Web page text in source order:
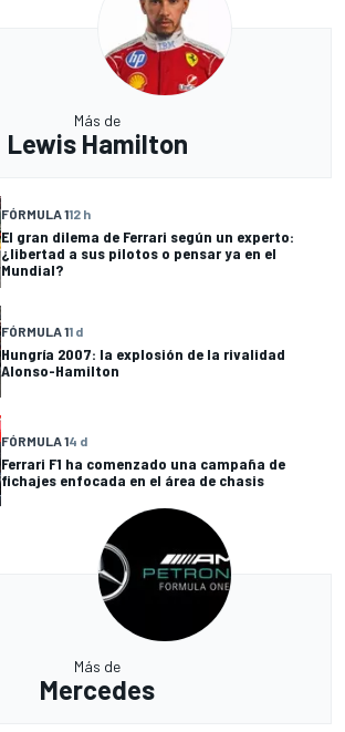
Más de
Lewis Hamilton
FÓRMULA 112 h
El gran dilema de Ferrari según un experto:
¿libertad a sus pilotos o pensar ya en el
Mundial?
FÓRMULA 11 d
Hungría 2007: la explosión de la rivalidad
Alonso-Hamilton
FÓRMULA 14 d
Ferrari F1 ha comenzado una campaña de
fichajes enfocada en el área de chasis
Más de
Mercedes